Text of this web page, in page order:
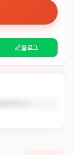
블로그